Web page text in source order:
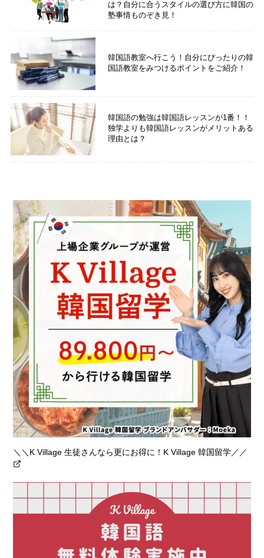
は？自分に合うスタイルの選び方に韓国の
塾事情ものぞき見！
韓国語教室へ行こう！自分にぴったりの韓
国語教室をみつけるポイントをご紹介！
韓国語の勉強は韓国語レッスンが1番！！
独学よりも韓国語レッスンがメリットある
理由とは？
＼＼K Village 生徒さんなら更にお得に！K Village 韓国留学／／